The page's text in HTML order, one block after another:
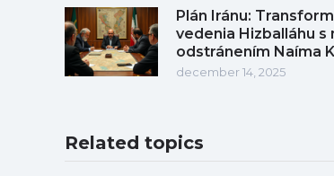
Plán Iránu:
vedenia Hizballáhu s
odstránením Naíma
december 14, 2025
Related topics